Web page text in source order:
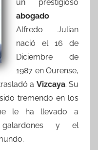
un prestigioso
abogado.
Alfredo Julian
nació el 16 de
Diciembre de
1987 en Ourense,
a Vizcaya. Su
tremendo en los
le ha llevado a
galardones y el